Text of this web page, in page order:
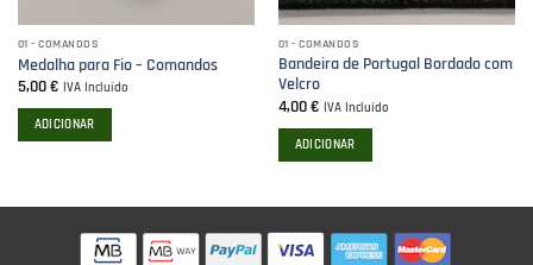
01 - COMANDOS
Medalha para Fio – Comandos
5,00€ IVA Incluído
ADICIONAR
01 - COMANDOS
Bandeira de Portugal Bordado com
Velcro
4,00€ IVA Incluído
ADICIONAR